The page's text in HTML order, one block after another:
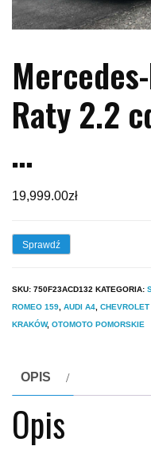
Raty 2.2
…
19,999.00zł
Sprawdź
SKU: 750F23ACD132 KATEGORIA:
ROMEO 159 AUDI A4
KRAKÓW, OTOMOTO POMORSKIE
OPIS
Opis